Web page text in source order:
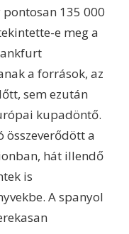
135 000
e meg a
a források, az
sem ezután
kupadöntő.
a
hát illendő
is
A spanyol